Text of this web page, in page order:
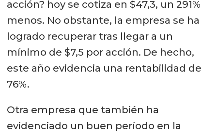
acción? hoy se cotiza en $47,3, un 291%
menos. No obstante, la empresa se ha
logrado recuperar tras llegar a un
mínimo de $7,5 por acción. De hecho,
este año evidencia una rentabilidad de
76%.
Otra empresa que también ha
evidenciado un buen período en la